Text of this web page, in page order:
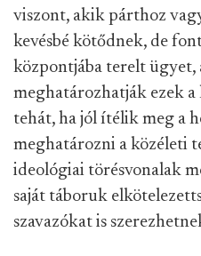
viszont, akik párthoz
kevésbé kötődnek, de
központjába terelt ügyet,
meghatározhatják ezek
tehát, ha jól ítélik meg a
meghatározni a közéleti
ideológiai törésvonalak
saját táboruk
szavazókat is